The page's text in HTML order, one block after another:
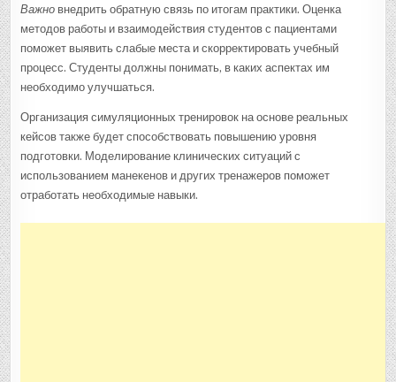
Важно внедрить обратную связь по итогам практики. Оценка
методов работы и взаимодействия студентов с пациентами
поможет выявить слабые места и скорректировать учебный
процесс. Студенты должны понимать, в каких аспектах им
необходимо улучшаться.
Организация симуляционных тренировок на основе реальных
кейсов также будет способствовать повышению уровня
подготовки. Моделирование клинических ситуаций с
использованием манекенов и других тренажеров поможет
отработать необходимые навыки.